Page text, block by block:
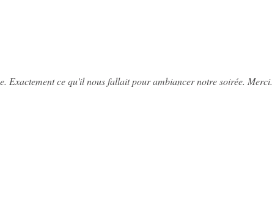
Exactement ce qu'il nous fallait pour ambiancer notre soirée. Merci.